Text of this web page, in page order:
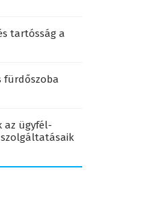
tartósság a
fürdőszoba
az ügyfél-
szolgáltatásaik